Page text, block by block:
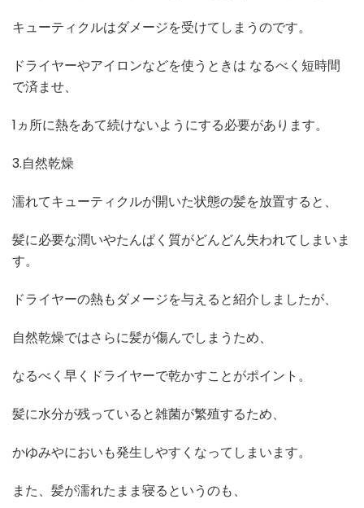
キューティクルはダメージを受けてしまうのです。
ドライヤーやアイロンなどを使うときは なるべく短時間
で済ませ、
1ヵ所に熱をあて続けないようにする必要があります。
3.自然乾燥
濡れてキューティクルが開いた状態の髪を放置すると、
髪に必要な潤いやたんぱく質がどんどん失われてしまいま
す。
ドライヤーの熱もダメージを与えると紹介しましたが、
自然乾燥ではさらに髪が傷んでしまうため、
なるべく早くドライヤーで乾かすことがポイント。
髪に水分が残っていると雑菌が繁殖するため、
かゆみやにおいも発生しやすくなってしまいます。
また、髪が濡れたまま寝るというのも、